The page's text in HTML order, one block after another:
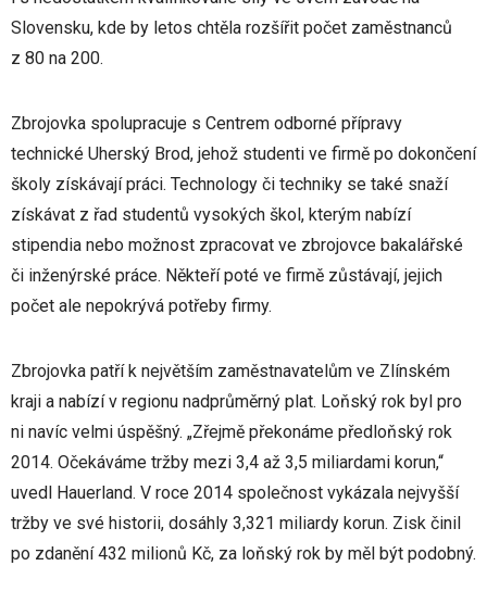
Slovensku, kde by letos chtěla rozšířit počet zaměstnanců
z 80 na 200.
Zbrojovka spolupracuje s Centrem odborné přípravy
technické Uherský Brod, jehož studenti ve firmě po dokončení
školy získávají práci. Technology či techniky se také snaží
získávat z řad studentů vysokých škol, kterým nabízí
stipendia nebo možnost zpracovat ve zbrojovce bakalářské
či inženýrské práce. Někteří poté ve firmě zůstávají, jejich
počet ale nepokrývá potřeby firmy.
Zbrojovka patří k největším zaměstnavatelům ve Zlínském
kraji a nabízí v regionu nadprůměrný plat. Loňský rok byl pro
ni navíc velmi úspěšný. „Zřejmě překonáme předloňský rok
2014. Očekáváme tržby mezi 3,4 až 3,5 miliardami korun,“
uvedl Hauerland. V roce 2014 společnost vykázala nejvyšší
tržby ve své historii, dosáhly 3,321 miliardy korun. Zisk činil
po zdanění 432 milionů Kč, za loňský rok by měl být podobný.